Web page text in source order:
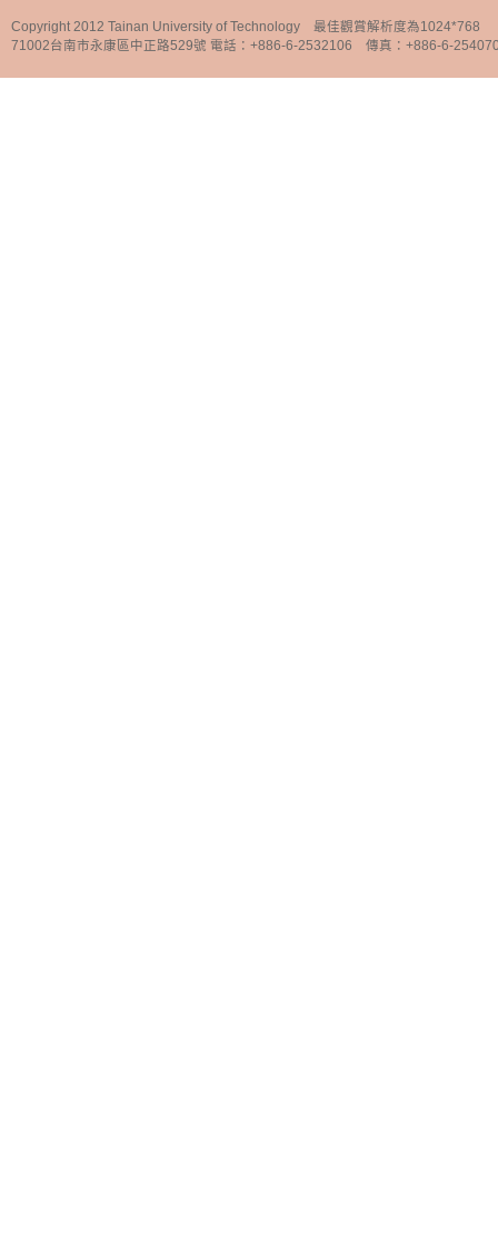
Copyright 2012 Tainan University of Technology 最佳觀賞解析度為1024*768
71002台南市永康區中正路529號 電話：+886-6-2532106 傳真：+886-6-